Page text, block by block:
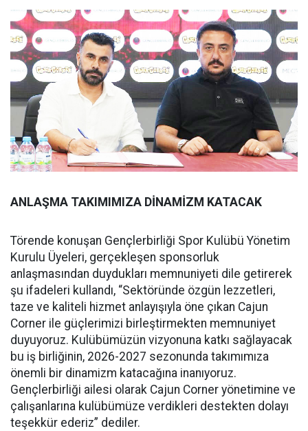
ANLAŞMA TAKIMIMIZA DİNAMİZM KATACAK
Törende konuşan Gençlerbirliği Spor Kulübü Yönetim
Kurulu Üyeleri, gerçekleşen sponsorluk
anlaşmasından duydukları memnuniyeti dile getirerek
şu ifadeleri kullandı, “Sektöründe özgün lezzetleri,
taze ve kaliteli hizmet anlayışıyla öne çıkan Cajun
Corner ile güçlerimizi birleştirmekten memnuniyet
duyuyoruz. Kulübümüzün vizyonuna katkı sağlayacak
bu iş birliğinin, 2026-2027 sezonunda takımımıza
önemli bir dinamizm katacağına inanıyoruz.
Gençlerbirliği ailesi olarak Cajun Corner yönetimine ve
çalışanlarına kulübümüze verdikleri destekten dolayı
teşekkür ederiz” dediler.